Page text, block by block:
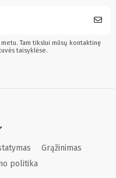
Tam tikslui mūsų kontaktinę
taisyklėse.
Grąžinimas
politika